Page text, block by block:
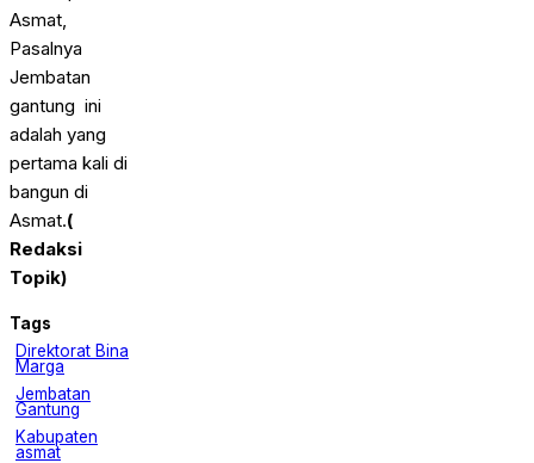
Asmat,
Pasalnya
Jembatan
gantung ini
adalah yang
pertama kali di
bangun di
Asmat.(
Redaksi
Topik)
Tags
Direktorat Bina
Marga
Jembatan
Gantung
Kabupaten
asmat